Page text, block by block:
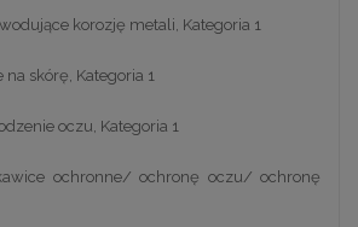
korozję metali, Kategoria 1
na skórę, Kategoria 1
oczu, Kategoria 1
ochronne/ ochronę oczu/ ochronę